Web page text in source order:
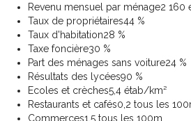
Revenu mensuel par ménage2 160
Taux de propriétaires44 %
Taux d'habitation28 %
Taxe foncière30 %
Part des ménages sans voiture24 %
Résultats des lycées90 %
Ecoles et crèches5,4 étab/km²
Restaurants et cafés0,2 tous les
Commerces1,5 tous les 100m